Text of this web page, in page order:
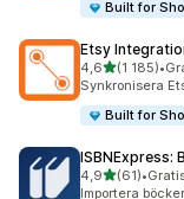
Built for
Etsy
4,6av 5 stjärnor
(1 185)
1185 •
Synkronisera
Built for
ISBNExpress:
4,9av 5 stjärnor
(61)
61 recensioner
•
Importera